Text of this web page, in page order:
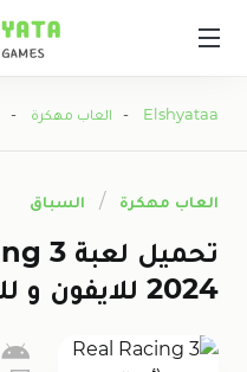
Elshyataa
- العاب مهكرة -
العاب مهكرة السباق
2024 للايفون و للاندرويد